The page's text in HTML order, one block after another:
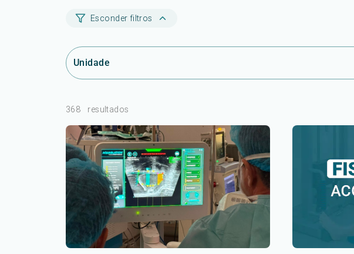
Esconder filtros
Unidade
368 resultados